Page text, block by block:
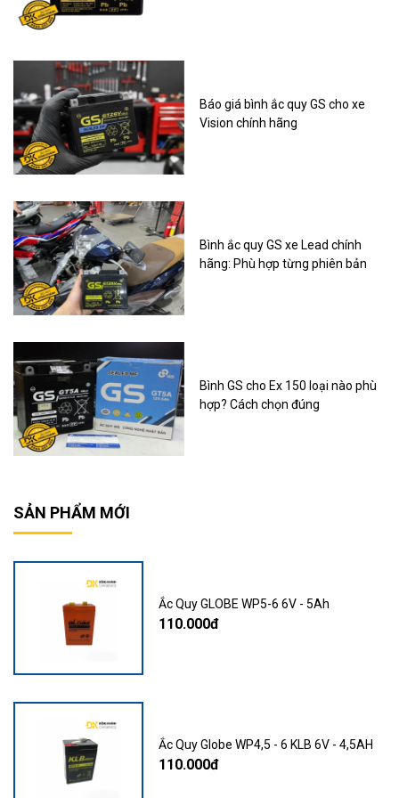
Báo giá bình ắc quy GS cho xe
Vision chính hãng
Bình ắc quy GS xe Lead chính
hãng: Phù hợp từng phiên bản
Bình GS cho Ex 150 loại nào phù
hợp? Cách chọn đúng
SẢN PHẨM MỚI
Ắc Quy GLOBE WP5-6 6V - 5Ah
110.000đ
Ắc Quy Globe WP4,5 - 6 KLB 6V - 4,5AH
110.000đ